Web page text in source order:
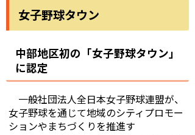
女子野球タウン
中部地区初の「女子野球タウン」
に認定
一般社団法人全日本女子野球連盟が、
女子野球を通じて地域のシティプロモー
ションやまちづくりを推進す